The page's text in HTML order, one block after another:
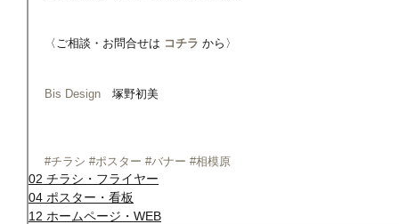
〈ご相談・お問合せは コチラ から〉
Bis Design 塚野初美
#チラシ #ポスター #バナー #相模原
02 チラシ・フライヤー
04 ポスター・看板
12 ホームページ・WEB